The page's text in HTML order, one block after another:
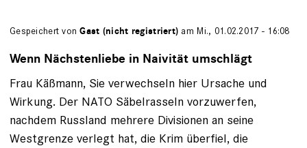
Gespeichert vonGast (nicht registriert) am Mi., 01.02.2017 - 16:08
Wenn Nächstenliebe in Naivität umschlägt
Frau Käßmann, Sie verwechseln hier Ursache und
Wirkung. Der NATO Säbelrasseln vorzuwerfen,
nachdem Russland mehrere Divisionen an seine
Westgrenze verlegt hat, die Krim überfiel, die